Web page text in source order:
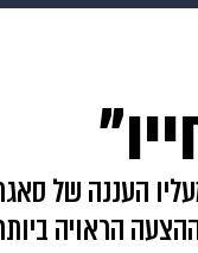
מיוחדים
העננה של
הראויה